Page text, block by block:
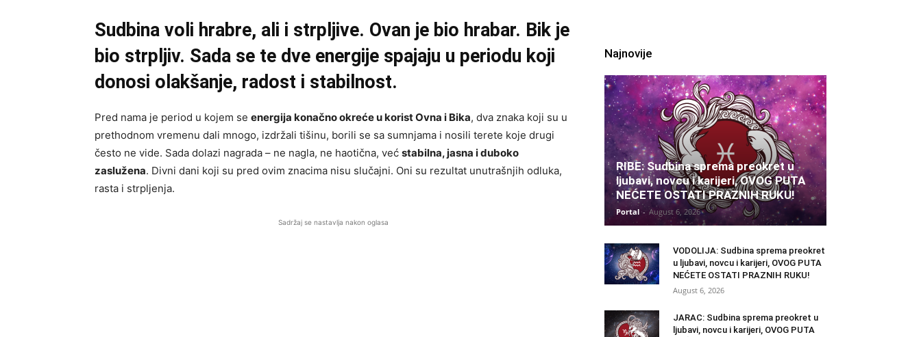
Sudbina voli hrabre, ali i strpljive. Ovan je bio hrabar. Bik je
bio strpljiv. Sada se te dve energije spajaju u periodu koji
donosi olakšanje, radost i stabilnost.
Pred nama je period u kojem se energija konačno okreće u korist Ovna i Bika, dva znaka koji su u
prethodnom vremenu dali mnogo, izdržali tišinu, borili se sa sumnjama i nosili terete koje drugi
često ne vide. Sada dolazi nagrada – ne nagla, ne haotična, već stabilna, jasna i duboko
zaslužena. Divni dani koji su pred ovim znacima nisu slučajni. Oni su rezultat unutrašnjih odluka,
rasta i strpljenja.
Sadržaj se nastavlja nakon oglasa
Najnovije
RIBE: Sudbina sprema preokret u
ljubavi, novcu i karijeri, OVOG PUTA
NEĆETE OSTATI PRAZNIH RUKU!
Portal - August 6, 2026
VODOLIJA: Sudbina sprema preokret
u ljubavi, novcu i karijeri, OVOG PUTA
NEĆETE OSTATI PRAZNIH RUKU!
August 6, 2026
JARAC: Sudbina sprema preokret u
ljubavi, novcu i karijeri, OVOG PUTA